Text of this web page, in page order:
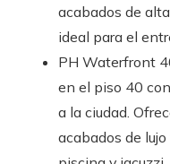
acabados de
ideal para el
PH Waterfront
en el piso 40
a la ciudad.
acabados de